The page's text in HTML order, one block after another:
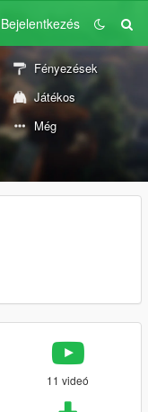
Bejelentkezés
Fényezések
Játékos
Még
11 videó